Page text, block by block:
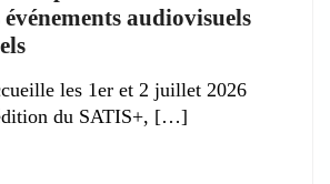
audiovisuels
les 1er et 2 juillet 2026
du SATIS+,